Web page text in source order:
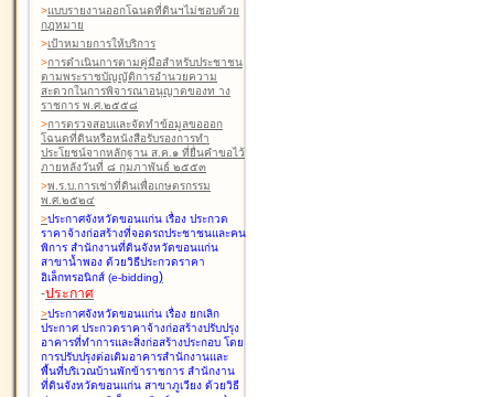
>แบบรายงานออกโฉนดที่ดินฯไม่ชอบด้วย
กฎหมาย
>เป้าหมายการให้บริการ
>การดำเนินการตามคู่มือสำหรับประชาชน
ตามพระราชบัญญัติการอำนวยความ
สะดวกในการพิจารณาอนุญาตของท าง
ราชการ พ.ศ.๒๕๕๘
>การตรวจสอบและจัดทำข้อมูลขอออก
โฉนดที่ดินหรือหนังสือรับรองการทำ
ประโยชน์จากหลักฐาน ส.ค.๑ ที่ยื่นคำขอไว้
ภายหลังวันที่ ๘ กุมภาพันธ์ ๒๕๕๓
>พ.ร.บ.การเช่าที่ดินเพื่อเกษตรกรรม
พ.ศ.๒๕๒๔
>ประกาศจังหวัดขอนแก่น เรื่อง ประกวด
ราคาจ้างก่อสร้างที่จอดรถประชาชนและคน
พิการ สำนักงานที่ดินจังหวัดขอนแก่น
สาขาน้ำพอง ด้วยวิธีประกวดราคา
อิเล็กทรอนิกส์ (e-bidding)
-ประกาศ
>ประกาศจังหวัดขอนแก่น เรื่อง ยกเลิก
ประกาศ ประกวดราคาจ้างก่อสร้างปรับปรุง
อาคารที่ทำการและสิ่งก่อสร้างประกอบ โดย
การปรับปรุงต่อเติมอาคารสำนักงานและ
พื้นที่บริเวณบ้านพักข้าราชการ สำนักงาน
ที่ดินจังหวัดขอนแก่น สาขาภูเวียง ด้วยวิธี